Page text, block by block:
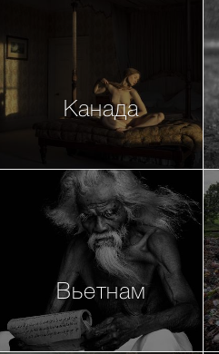
Канада
Вьетнам